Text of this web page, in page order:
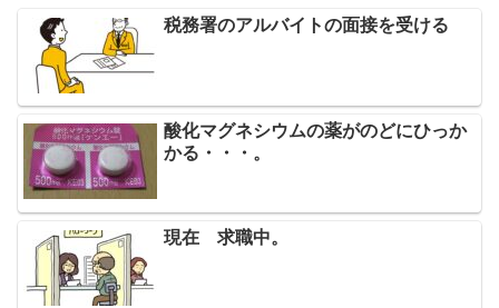
税務署のアルバイトの面接を受ける
酸化マグネシウムの薬がのどにひっか
かる・・・。
現在 求職中。